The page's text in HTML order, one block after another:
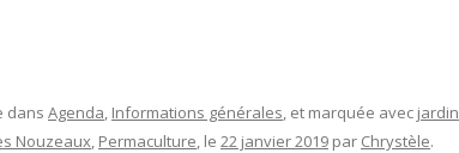
dans Agenda, Informations générales, et marquée avec jardin
Nouzeaux, Permaculture, le 22 janvier 2019 par Chrystèle.